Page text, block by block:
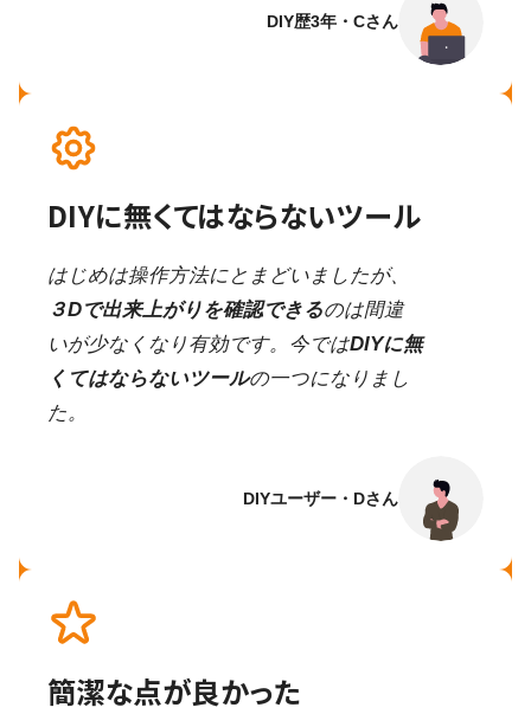
DIY歴3年・Cさん
DIYに無くてはならないツール
はじめは操作方法にとまどいましたが、
３Dで出来上がりを確認できるのは間違
いが少なくなり有効です。今ではDIYに無
くてはならないツールの一つになりまし
た。
DIYユーザー・Dさん
簡潔な点が良かった